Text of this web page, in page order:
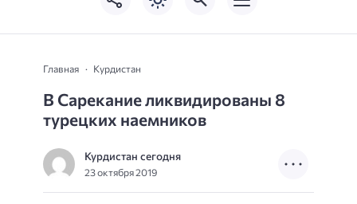
Главная Курдистан
В Сарекание ликвидированы 8
турецких наемников
Курдистан сегодня
23 октября 2019